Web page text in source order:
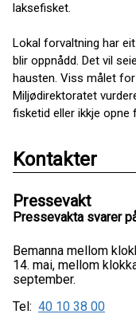
laksefisket.
Lokal forvaltning har
blir oppnådd. Det vil
hausten. Viss målet
Miljødirektoratet
fisketid eller ikkje opne
Kontakter
Pressevakt
Pressevakta svarer
Bemanna mellom
14. mai, mellom
september.
Tel: 40 10 38 00